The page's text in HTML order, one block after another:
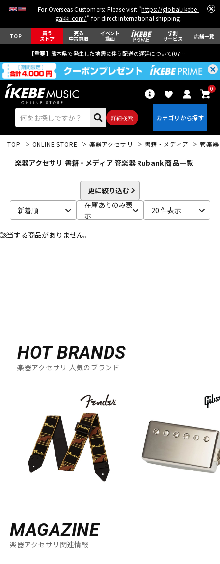
For Overseas Customers: Please visit "https://global.ikebe-
gakki.com/" for direct international shipping.
TOP 買う
ストア
売る
中古買取
イベント
動画
学割
サービス 店舗一覧
【重要】熊本県で発生した地震に伴う配送の遅延について(07月29日
詳細検索
0
エレキギター アコギ/エレアコ
ベース
DTM オンライン納品 レコーディング機器
TOP ONLINE STORE 楽器アクセサリ 書籍・メディア 管楽器
楽器アクセサリ 書籍・メディア 管楽器 Rubank 商品一覧
更に絞り込む
新着順
在庫ありのみ表
示
20 件表示
該当する商品がありません。
HOT BRANDS
楽器アクセサリ 人気のブランド
MAGAZINE
楽器アクセサリ関連情報